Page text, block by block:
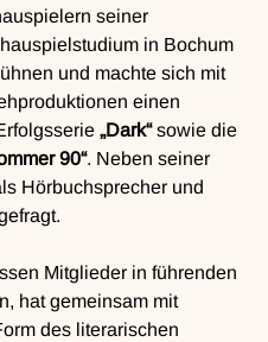
seiner
in Bochum
und machte sich mit
einen
„Dark“ sowie die
90“. Neben seiner
Hörbuchsprecher und
Mitglieder in führenden
hat gemeinsam mit
des literarischen